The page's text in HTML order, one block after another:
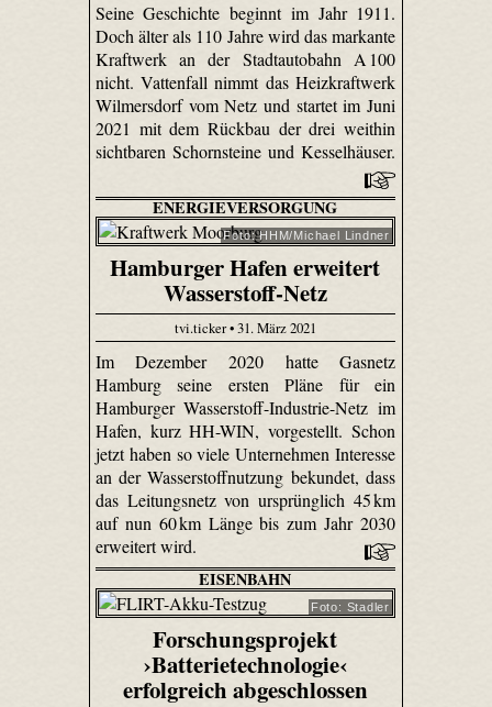
Seine Geschichte beginnt im Jahr 1911.
Doch älter als 110 Jahre wird das markante
Kraftwerk an der Stadtautobahn A 100
nicht. Vattenfall nimmt das Heizkraftwerk
Wilmersdorf vom Netz und startet im Juni
2021 mit dem Rückbau der drei weithin
sichtbaren Schornsteine und Kesselhäuser.
ENERGIEVERSORGUNG
Foto: HHM/Michael Lindner
Hamburger Hafen erweitert
Wasserstoff-Netz
tvi.ticker • 31. März 2021
Im Dezember 2020 hatte Gasnetz
Hamburg seine ersten Pläne für ein
Hamburger Wasserstoff-Industrie-Netz im
Hafen, kurz HH-WIN, vorgestellt. Schon
jetzt haben so viele Unternehmen Interesse
an der Wasserstoffnutzung bekundet, dass
das Leitungsnetz von ursprünglich 45 km
auf nun 60 km Länge bis zum Jahr 2030
erweitert wird.
EISENBAHN
Foto: Stadler
Forschungsprojekt
›Batterietechnologie‹
erfolgreich abgeschlossen